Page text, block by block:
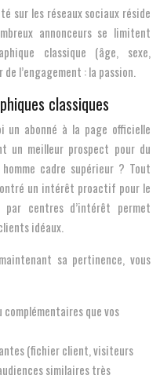
sur les réseaux sociaux réside
annonceurs se limitent
classique (âge, sexe,
l’engagement : la passion.
classiques
un abonné à la page officielle
un meilleur prospect pour du
cadre supérieur ? Tout
un intérêt proactif pour le
centres d’intérêt permet
idéaux.
sa pertinence, vous
que vos
(fichier client, visiteurs
similaires très